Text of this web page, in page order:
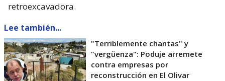
retroexcavadora.
Lee también...
"Terriblemente chantas" y
"vergüenza": Poduje arremete
contra empresas por
reconstrucción en El Olivar